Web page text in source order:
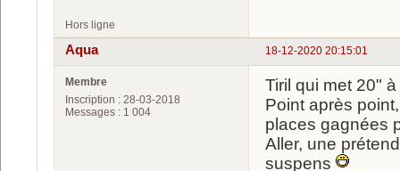
Hors ligne
18-12-2020 20:15:01
Aqua
Membre
Inscription : 28-03-2018
Messages : 1 004
Tiril qui met 20"
Point après
places gagnées
Aller, une
suspens